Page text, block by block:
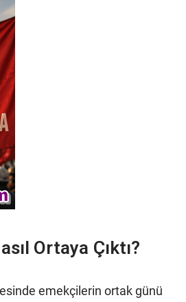
Ortaya Çıktı?
emekçilerin ortak günü